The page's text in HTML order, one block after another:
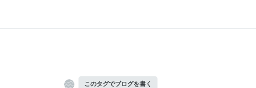
このタグでブログを書く